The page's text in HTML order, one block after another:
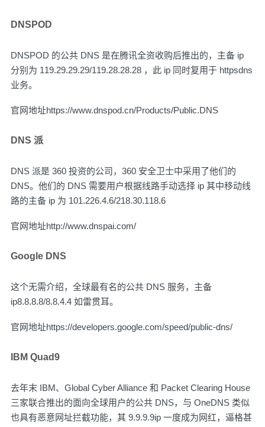
DNSPOD
DNSPOD 的公共 DNS 是在腾讯全资收购后推出的，主备 ip
分别为 119.29.29.29/119.28.28.28 ，此 ip 同时复用于 httpsdns
业务。
官网地址https://www.dnspod.cn/Products/Public.DNS
DNS 派
DNS 派是 360 投资的公司，360 安全卫士中采用了他们的
DNS。他们的 DNS 需要用户根据线路手动选择 ip 其中移动线
路的主备 ip 为 101.226.4.6/218.30.118.6
官网地址http://www.dnspai.com/
Google DNS
这个无需介绍，全球最有名的公共 DNS 服务，主备
ip8.8.8.8/8.8.4.4 如雷贯耳。
官网地址https://developers.google.com/speed/public-dns/
IBM Quad9
去年末 IBM、Global Cyber Alliance 和 Packet Clearing House
三家联合推出的面向全球用户的公共 DNS，与 OneDNS 类似
也具有恶意网址拦截功能，其 9.9.9.9ip 一度成为网红，逼格甚